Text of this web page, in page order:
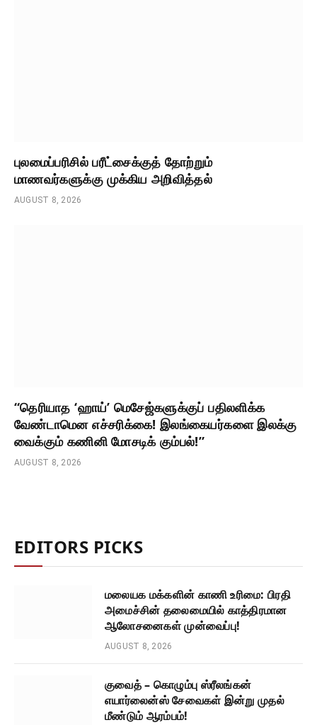
புலமைப்பரிசில் பரீட்சைக்குத் தோற்றும்
மாணவர்களுக்கு முக்கிய அறிவித்தல்
AUGUST 8, 2026
“தெரியாத ‘ஹாய்’ மெசேஜ்களுக்குப் பதிலளிக்க
வேண்டாமென எச்சரிக்கை! இலங்கையர்களை இலக்கு
வைக்கும் கணினி மோசடிக் கும்பல்!”
AUGUST 8, 2026
EDITORS PICKS
மலையக மக்களின் காணி உரிமை: பிரதி
அமைச்சின் தலைமையில் காத்திரமான
ஆலோசனைகள் முன்வைப்பு!
AUGUST 8, 2026
குவைத் – கொழும்பு ஸ்ரீலங்கன்
எயார்லைன்ஸ் சேவைகள் இன்று முதல்
மீண்டும் ஆரம்பம்!